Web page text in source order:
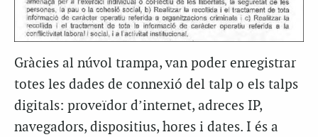
Gràcies al núvol trampa, van poder enregistrar
totes les dades de connexió del talp o els talps
digitals: proveïdor d’internet, adreces IP,
navegadors, dispositius, hores i dates. I és a